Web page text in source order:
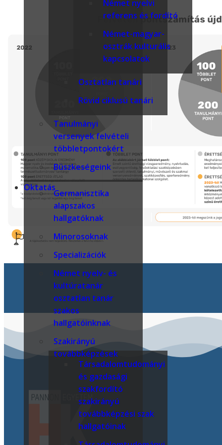
Német nyelvi
referens és fordító
Német-magyar-
osztrák kulturális
kapcsolatok
Osztatlan tanári
Rövid ciklusú tanári
Tanulmányi
versenyek felvételi
többletpontokért
Büszkeségeink
Oktatás
Germanisztika
alapszakos
hallgatóknak
Minorosoknak
Specializációk
Német nyelv- és
kultúratanár
osztatlan tanár
szakos
hallgatóinknak
Szakirányú
továbbképzések
Társadalomtudományi
és gazdasági
szakfordító
szakirányú
továbbképzési szak
hallgatóinak